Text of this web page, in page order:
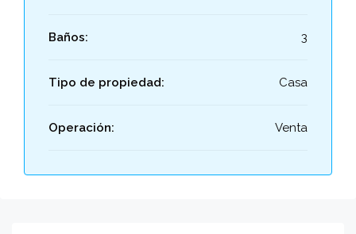
Baños: 3
Tipo de propiedad: Casa
Operación: Venta